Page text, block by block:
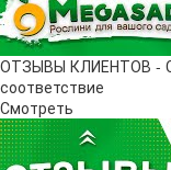
ОТЗЫВЫ КЛИЕНТОВ -
соответствие
Смотреть